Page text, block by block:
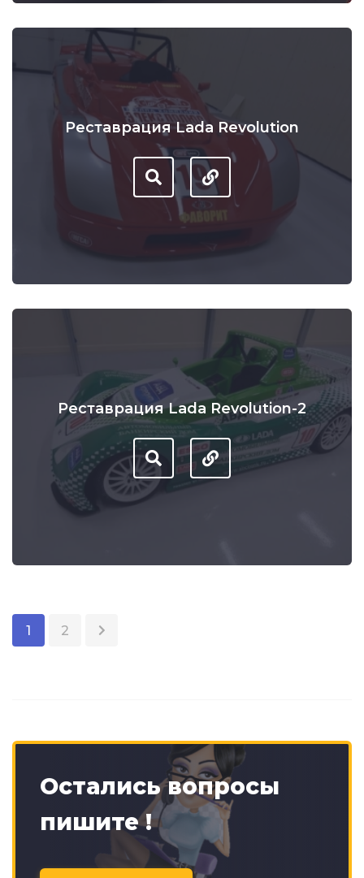
Реставрация Lada Revolution
Реставрация Lada Revolution-2
1 2
Остались вопросы
пишите !